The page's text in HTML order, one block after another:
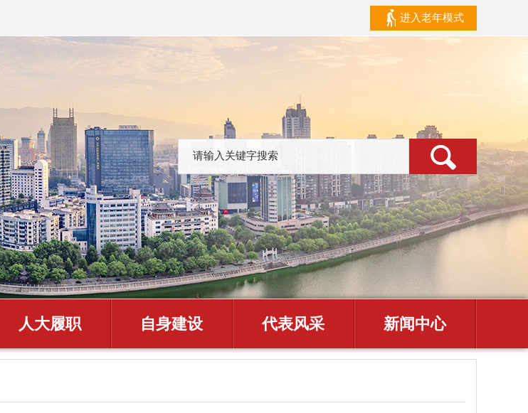
进入老年模式
人大履职 自身建设 代表风采 新闻中心